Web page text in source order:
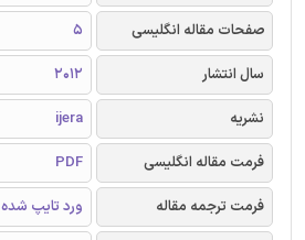
صفحات مقاله انگلیسی
5
سال انتشار
2012
نشریه
ijera
فرمت مقاله انگلیسی
PDF
فرمت ترجمه مقاله
ورد تایپ شده